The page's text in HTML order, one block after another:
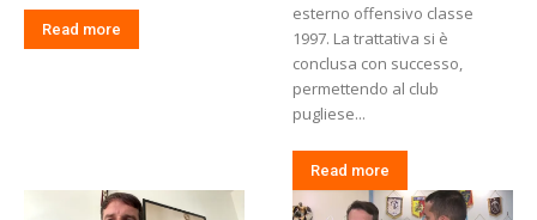
Read more
esterno offensivo classe
1997. La trattativa si è
conclusa con successo,
permettendo al club
pugliese...
Read more